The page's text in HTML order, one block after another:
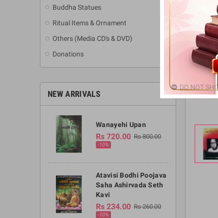
Buddha Statues
Ritual Items & Ornament
Others (Media CD's & DVD)
Donations
NEW ARRIVALS
Wanayehi Upan
Rs 720.00 Rs 800.00
-10%
Atavisi Bodhi Poojava
Saha Ashirvada Seth
Kavi
Rs 234.00 Rs 260.00
-10%
DO NOT